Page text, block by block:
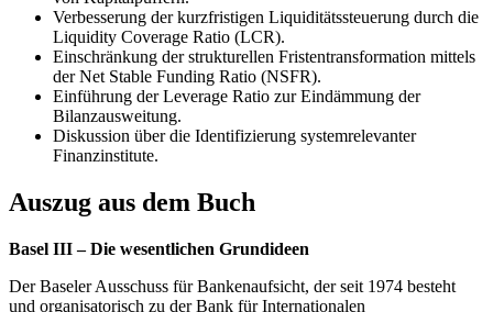
Verbesserung der kurzfristigen Liquiditätssteuerung durch die
Liquidity Coverage Ratio (LCR).
Einschränkung der strukturellen Fristentransformation mittels
der Net Stable Funding Ratio (NSFR).
Einführung der Leverage Ratio zur Eindämmung der
Bilanzausweitung.
Diskussion über die Identifizierung systemrelevanter
Finanzinstitute.
Auszug aus dem Buch
Basel III – Die wesentlichen Grundideen
Der Baseler Ausschuss für Bankenaufsicht, der seit 1974 besteht
und organisatorisch zu der Bank für Internationalen